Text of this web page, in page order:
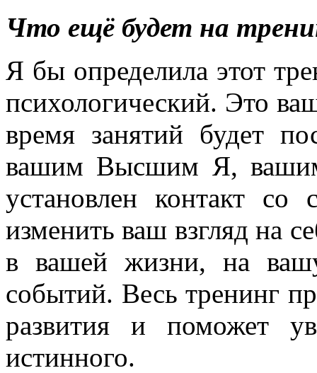
Что ещё будет на
Я бы определила этот
психологический. Это
время занятий будет
вашим Высшим Я,
установлен контакт
изменить ваш взгляд на
в вашей жизни, на
событий. Весь тренинг
развития и поможет
истинного.